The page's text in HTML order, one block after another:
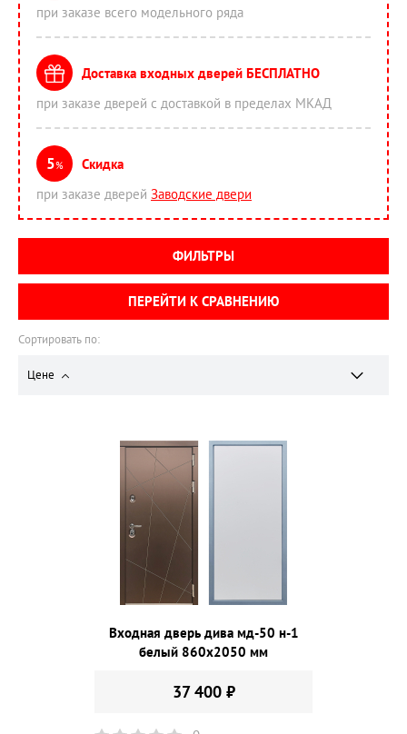
Сортировать по:
Цене
Входная дверь дива мд-50 н-1
белый 860х2050 мм
37 400 ₽
при заказе всего модельного ряда
Доставка входных дверей БЕСПЛАТНО
при заказе дверей с доставкой в пределах МКАД
5%
Скидка
при заказе дверей Заводские двери
ФИЛЬТРЫ
ПЕРЕЙТИ К СРАВНЕНИЮ